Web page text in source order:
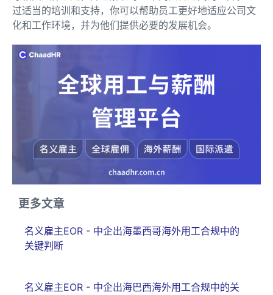
过适当的培训和支持，你可以帮助员工更好地适应公司文
化和工作环境，并为他们提供必要的发展机会。
更多文章
名义雇主EOR - 中企出海墨西哥海外用工合规中的
关键判断
名义雇主EOR - 中企出海巴西海外用工合规中的关